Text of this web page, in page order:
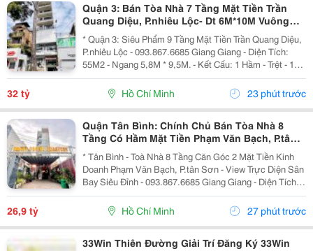
Quận 3: Bán Tòa Nhà 7 Tầng Mặt Tiền Trần
Quang Diệu, P.nhiêu Lộc- Dt 6M*10M Vuông
Đẹp- Nhà 2 Mt Thoáng- Chính Chủ Chào Giá
Chỉ 32T
* Quận 3: Siêu Phẩm 9 Tầng Mặt Tiền Trần Quang Diệu,
P.nhiêu Lộc - 093.867.6685 Giang Giang - Diện Tích:
55M2 - Ngang 5,8M * 9,5M. - Kết Cấu: 1 Hầm - Trệt - 1
Lửng - 5 Tầng - Sân Thượng - Thang Máy. + Tầng Hầm:
Kinh Doanh Giặt Sấy. + Tầng Trệt -...
32 tỷ Hồ Chí Minh 23 phút trước
Quận Tân Bình: Chính Chủ Bán Tòa Nhà 8
Tầng Có Hầm Mặt Tiền Phạm Văn Bạch, P.tân
Sơn- View Trực Diện Ngắm Máy Bay Đỉnh- Dt
* Tân Bình - Toà Nhà 8 Tầng Căn Góc 2 Mặt Tiền Kinh
Doanh Phạm Văn Bạch, P.tân Sơn - View Trực Diện Sân
Bay Siêu Đỉnh - 093.867.6685 Giang Giang - Diện Tích:
88,4M2 - Ngang 7,5M * 21M. - Kết Cấu: 1 Hầm - 1 Lửng -
6 Tầng - Sân Thượng - Thang Máy...
26,9 tỷ Hồ Chí Minh 27 phút trước
33Win Thiên Đường Giải Trí Đăng Ký 33Win